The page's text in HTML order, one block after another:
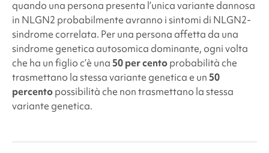
quando una persona presenta l’unica variante dannosa
in NLGN2 probabilmente avranno i sintomi di NLGN2-
sindrome correlata. Per una persona affetta da una
sindrome genetica autosomica dominante, ogni volta
che ha un figlio c’è una 50 per centoprobabilità che
trasmettano la stessa variante genetica e un 50
percentopossibilità che non trasmettano la stessa
variante genetica.